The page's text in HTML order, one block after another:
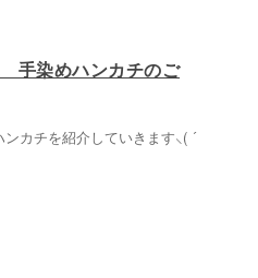
手染めハンカチのご
カチを紹介していきます⸜( ´